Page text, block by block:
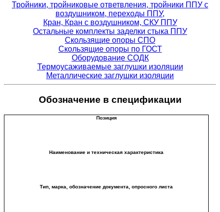
Тройники, тройниковые ответвления, тройники ППУ с
воздушником, переходы ППУ,
Кран, Кран с воздушником, СКУ ППУ
Остальные комплекты заделки стыка ППУ
Скользящие опоры СПО
Скользящие опоры по ГОСТ
Оборудование СОДК
Термоусаживаемые заглушки изоляции
Металлические заглушки изоляции
Обозначение в спецификации
Позиция
Наименование и техническая характеристика
Тип, марка, обозначение документа, опросного листа